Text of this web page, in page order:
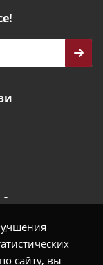
сайту, вы